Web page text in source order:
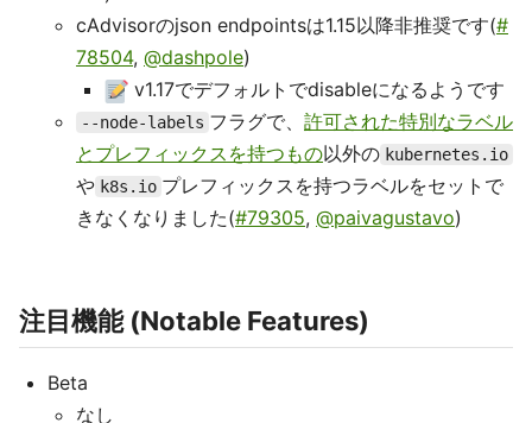
cAdvisorのjson endpointsは1.15以降非推奨です(#
78504, @dashpole)
v1.17でデフォルトでdisableになるようです
--node-labels フラグで、 許可された特別なラベル
とプレフィックスを持つもの以外の kubernetes.io
や k8s.io プレフィックスを持つラベルをセットで
きなくなりました(#79305, @paivagustavo)
注目機能 (Notable Features)
Beta
なし